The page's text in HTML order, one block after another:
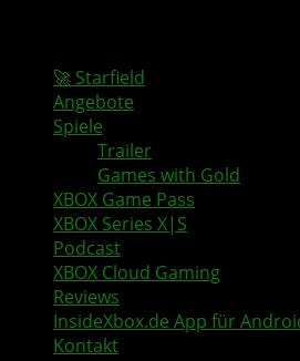
🚀 Starfield
Angebote
Spiele
Trailer
Games with Gold
XBOX Game Pass
XBOX Series X|S
Podcast
XBOX Cloud Gaming
Reviews
InsideXbox.de App für
Kontakt